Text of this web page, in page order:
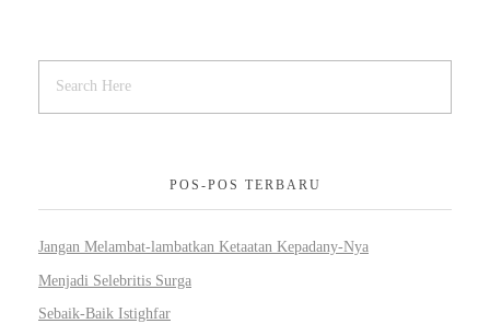
POS-POS TERBARU
Jangan Melambat-lambatkan Ketaatan Kepadany-Nya
Menjadi Selebritis Surga
Sebaik-Baik Istighfar